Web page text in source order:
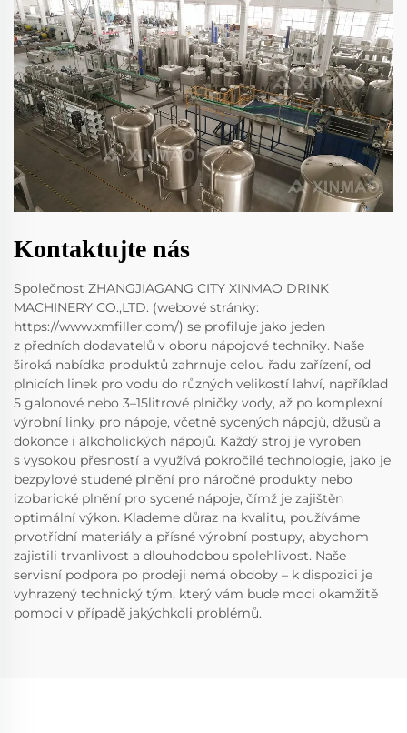
Kontaktujte nás
Společnost ZHANGJIAGANG CITY XINMAO DRINK
MACHINERY CO.,LTD. (webové stránky:
https://www.xmfiller.com/) se profiluje jako jeden
z předních dodavatelů v oboru nápojové techniky. Naše
široká nabídka produktů zahrnuje celou řadu zařízení, od
plnicích linek pro vodu do různých velikostí lahví, například
5 galonové nebo 3–15litrové plničky vody, až po komplexní
výrobní linky pro nápoje, včetně sycených nápojů, džusů a
dokonce i alkoholických nápojů. Každý stroj je vyroben
s vysokou přesností a využívá pokročilé technologie, jako je
bezpylové studené plnění pro náročné produkty nebo
izobarické plnění pro sycené nápoje, čímž je zajištěn
optimální výkon. Klademe důraz na kvalitu, používáme
prvotřídní materiály a přísné výrobní postupy, abychom
zajistili trvanlivost a dlouhodobou spolehlivost. Naše
servisní podpora po prodeji nemá obdoby – k dispozici je
vyhrazený technický tým, který vám bude moci okamžitě
pomoci v případě jakýchkoli problémů.